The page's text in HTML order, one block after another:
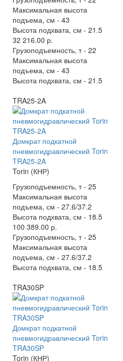
Максимальная высота
подъема, см - 43
Высота подхвата, см - 21.5
32 216.00 р.
Грузоподъемность, т - 22
Максимальная высота
подъема, см - 43
Высота подхвата, см - 21.5
TRA25-2A
Домкрат подкатной
пневмогидравлический Torin
TRA25-2A
Torin (КНР)
Грузоподъемность, т - 25
Максимальная высота
подъема, см - 27.6/37.2
Высота подхвата, см - 18.5
100 389.00 р.
Грузоподъемность, т - 25
Максимальная высота
подъема, см - 27.6/37.2
Высота подхвата, см - 18.5
TRA30SP
Домкрат подкатной
пневмогидравлический Torin
TRA30SP
Torin (КНР)